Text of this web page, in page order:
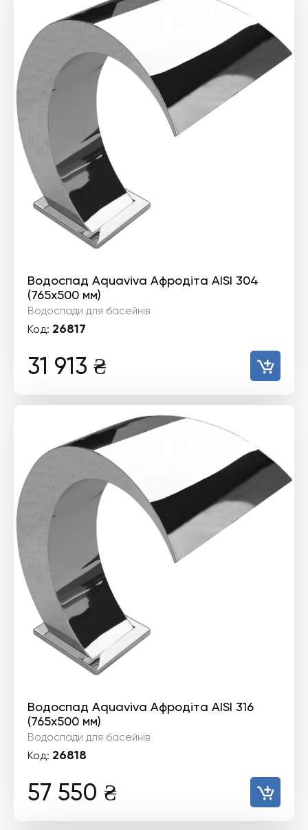
Водоспад Aquaviva Афродіта AISI 304
(765x500 мм)
Водоспади для басейнів
Код: 26817
31 913 ₴
Водоспад Aquaviva Афродіта AISI 316
(765x500 мм)
Водоспади для басейнів
Код: 26818
57 550 ₴